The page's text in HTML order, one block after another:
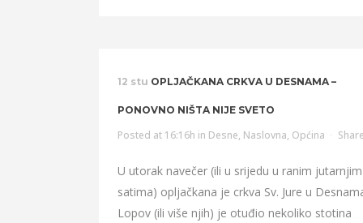
12 stu OPLJAČKANA CRKVA U DESNAMA –
PONOVNO NIŠTA NIJE SVETO
Posted at 16:16h in Desne, Naslovna, Općina
U utorak navečer (ili u srijedu u ranim jutarnjim
satima) opljačkana je crkva Sv. Jure u
Lopov (ili više njih) je otuđio nekoliko stotina